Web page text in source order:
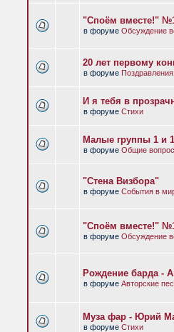
"Споём вместе!"
в форуме Обсуждение
20 лет первому
в форуме
И я тебя в
в форуме Стихи
Малые группы 1 и
в форуме Общие
"Стена Визбора"
в форуме События в
"Споём вместе!"
в форуме Обсуждение
Рождение барда -
в форуме Авторские
Муза фар - Юрий
в форуме Стихи